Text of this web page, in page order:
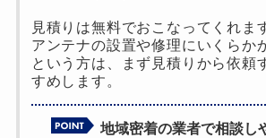
見積りは無料でおこなってくれま
アンテナの設置や修理にいくらか
という方は、まず見積りから依頼
すめします。
地域密着の業者で相談し